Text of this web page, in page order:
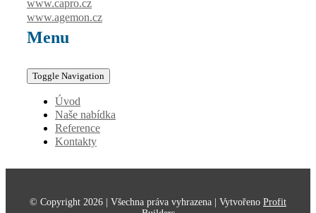
www.capro.cz
www.agemon.cz
Menu
Toggle Navigation
Úvod
Naše nabídka
Reference
Kontakty
© Copyright 2026 | Všechna práva vyhrazena | Vytvořeno Profit